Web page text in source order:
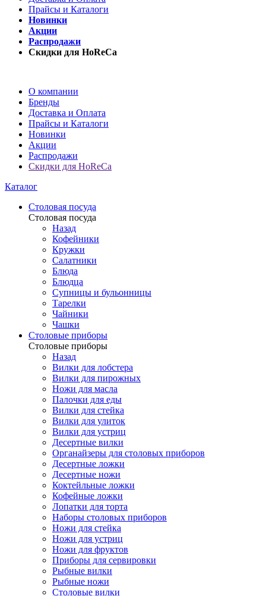
Прайсы и Каталоги
Новинки
Акции
Распродажи
Скидки для HoReCa
О компании
Бренды
Доставка и Оплата
Прайсы и Каталоги
Новинки
Акции
Распродажи
Скидки для HoReCa
Каталог
Столовая посуда
Столовая посуда
Назад
Кофейники
Кружки
Салатники
Блюда
Блюдца
Супницы и бульонницы
Тарелки
Чайники
Чашки
Cтоловые приборы
Cтоловые приборы
Назад
Вилки для лобстера
Вилки для пирожных
Ножи для масла
Палочки для еды
Вилки для стейка
Вилки для улиток
Вилки для устриц
Десертные вилки
Органайзеры для столовых приборов
Десертные ложки
Десертные ножи
Коктейльные ложки
Кофейные ложки
Лопатки для торта
Наборы столовых приборов
Ножи для стейка
Ножи для устриц
Ножи для фруктов
Приборы для сервировки
Рыбные вилки
Рыбные ножи
Столовые вилки